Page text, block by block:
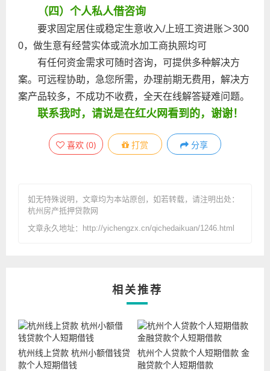
（四）个人私人借咨询
要求固定居住或稳定生意收入/上班工资进账＞300
0，做生意有经营实体或流水加工商执照均可
有任何资金需求可随时咨询，可提供多种解决方
案。可远程协助，急您所需，办理前期无费用，解决方
案产品较多，不成功不收费，全天在线解答疑难问题。
联系我时，请说是在红火网看到的，谢谢！
喜欢 (0) 打赏 分享
如无特殊说明，文章均为本站原创 ，如若转载，请注明出处：
杭州房产抵押贷款网
文章永久地址：http://yichengzx.cn/qichedaikuan/1246.html
相关推荐
杭州线上贷款 杭州小额借钱贷
款个人短期借钱
杭州个人贷款个人短期借款 金
融贷款个人短期借款